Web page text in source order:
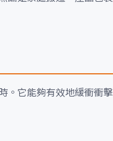
。它能夠有效地緩衝衝